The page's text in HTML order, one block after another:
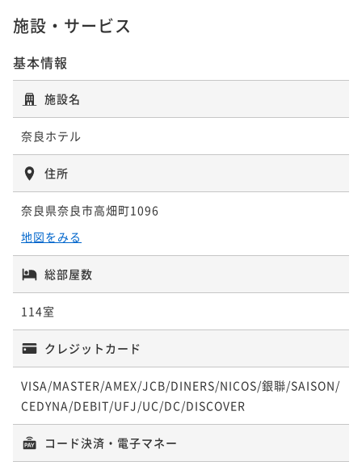
施設・サービス
基本情報
施設名
奈良ホテル
住所
奈良県奈良市高畑町1096
地図をみる
総部屋数
114室
クレジットカード
VISA/MASTER/AMEX/JCB/DINERS/NICOS/銀聯/SAISON/
CEDYNA/DEBIT/UFJ/UC/DC/DISCOVER
コード決済・電子マネー